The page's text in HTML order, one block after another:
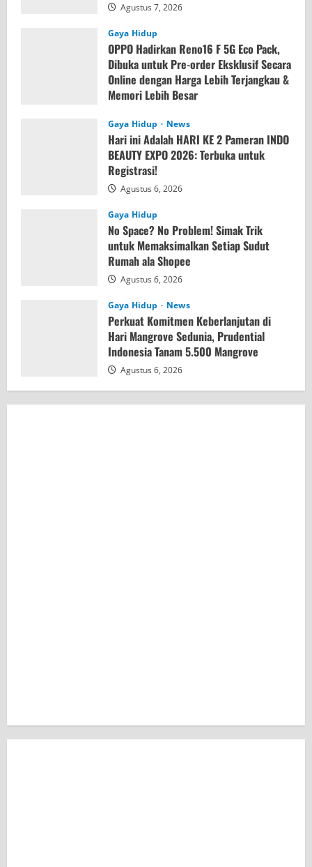
Agustus 7, 2026
Gaya Hidup
OPPO Hadirkan Reno16 F 5G Eco Pack,
Dibuka untuk Pre-order Eksklusif Secara
Online dengan Harga Lebih Terjangkau &
Memori Lebih Besar
Gaya Hidup
News
Hari ini Adalah HARI KE 2 Pameran INDO
BEAUTY EXPO 2026: Terbuka untuk
Registrasi!
Agustus 6, 2026
Gaya Hidup
No Space? No Problem! Simak Trik
untuk Memaksimalkan Setiap Sudut
Rumah ala Shopee
Agustus 6, 2026
Gaya Hidup News
Perkuat Komitmen Keberlanjutan di
Hari Mangrove Sedunia, Prudential
Indonesia Tanam 5.500 Mangrove
Agustus 6, 2026